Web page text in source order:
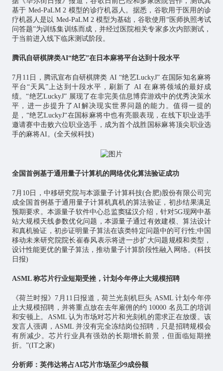
基于 Med-PaLM 2 模型的诊疗机器人。据悉，谷歌用于医用的诊
疗机器人是以 Med-PaLM 2 模型为基础，谷歌使用“医师执照考试
问答题”为训练集训练而成，并经过医院相关专家多次内部测试，
于当前进入线下临床测试阶段。
腾讯自研棋牌类AI“绝艺”在日本麻将平台达到十段水平
7月11日，腾讯宣布自研棋牌类 AI “绝艺LuckyJ” 在国际知名麻将
平台“天凤”上达到十段水平，刷新了 AI 在麻将领域的最好成
绩。“绝艺LuckyJ” 展现了在非完美信息博弈游戏中的优秀决策水
平，进一步提升了AI解决现实世界问题的能力。值得一提的
是，“绝艺LuckyJ“在国标麻将中也有亮眼表现，在线下职业选手
邀请赛中击败六位职业选手，成为首个战胜国标麻将顶尖职业选
手的麻将AI。(全天候科技)
全国首例基于通用量子计算机的网络优化算法验证成功
7月10日，中移研究院与本源量子计算科技(合肥)股份有限公司完
成全国首例基于通用量子计算机真机的算法验证，初步结果满足
预期要求。本源量子软件中心总监窦猛汉介绍，针对5G现网中基
站大规模天线参数优化问题，本源量子通过有效建模、算法设计
和真机验证，初步证明量子算法在该类特定问题中的可行性;中国
移动未来研究院院长崔春风表示将进一步扩大问题规模和类型，
设计性能更优的量子算法，推动量子计算阶段性融入网络。(科技
日报)
ASML 称芯片行业短期受挫，计划今年停止大规模招聘
《荷兰时报》7月11日报道，荷兰光刻机巨头 ASML 计划今年停
止大规模招聘，并将重点放在去年雇佣的约 10000 名员工的培训
和安顿上。ASML 认为市场对芯片和光刻机的需求正在放缓。该
发言人强调，ASML 并没有完全冻结岗位招聘，只是招聘规模会
有所减少。芯片行业具有强劲的长期增长前景，但面临短期挫
折。”(IT之家)
分析师：英伟达将占AI芯片市场至少9成份额